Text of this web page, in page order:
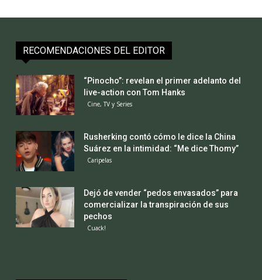
RECOMENDACIONES DEL EDITOR
“Pinocho”: revelan el primer adelanto del
live-action con Tom Hanks
Cine, TV y Series
Rusherking contó cómo le dice la China
Suárez en la intimidad: “Me dice Thomy”
Caripelas
Dejó de vender “pedos envasados” para
comercializar la transpiración de sus
pechos
Cuack!